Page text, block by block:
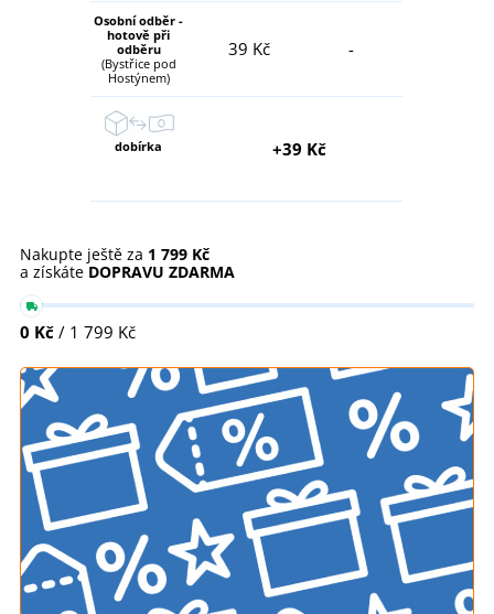
Osobní odběr -
hotově při
odběru
(Bystřice pod
Hostýnem)
39 Kč -
dobírka +39 Kč
Nakupte ještě za 1 799 Kč
a získáte DOPRAVU ZDARMA
0 Kč / 1 799 Kč